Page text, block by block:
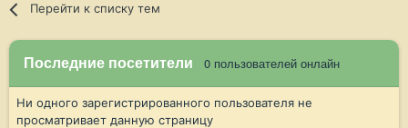
Перейти к списку тем
Последние посетители 0 пользователей онлайн
Ни одного зарегистрированного пользователя не
просматривает данную страницу